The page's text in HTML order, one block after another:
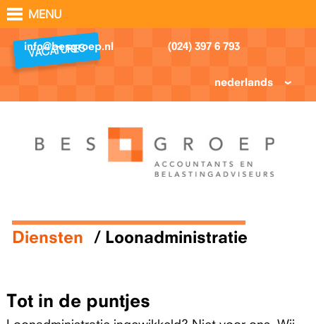
MENU
VACATURES
info@besgroep.nl (024) 397 6 793
nederlands
Diensten Loonadministratie
Tot in de puntjes